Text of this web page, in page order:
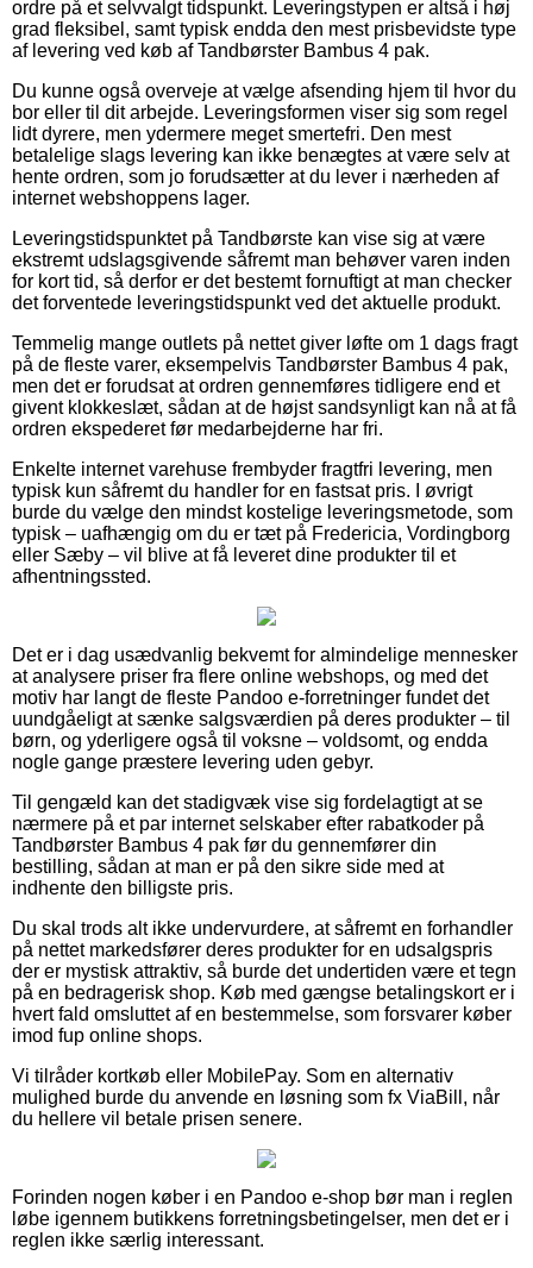
ordre på et selvvalgt tidspunkt. Leveringstypen er altså i høj
grad fleksibel, samt typisk endda den mest prisbevidste type
af levering ved køb af Tandbørster Bambus 4 pak.
Du kunne også overveje at vælge afsending hjem til hvor du
bor eller til dit arbejde. Leveringsformen viser sig som regel
lidt dyrere, men ydermere meget smertefri. Den mest
betalelige slags levering kan ikke benægtes at være selv at
hente ordren, som jo forudsætter at du lever i nærheden af
internet webshoppens lager.
Leveringstidspunktet på Tandbørste kan vise sig at være
ekstremt udslagsgivende såfremt man behøver varen inden
for kort tid, så derfor er det bestemt fornuftigt at man checker
det forventede leveringstidspunkt ved det aktuelle produkt.
Temmelig mange outlets på nettet giver løfte om 1 dags fragt
på de fleste varer, eksempelvis Tandbørster Bambus 4 pak,
men det er forudsat at ordren gennemføres tidligere end et
givent klokkeslæt, sådan at de højst sandsynligt kan nå at få
ordren ekspederet før medarbejderne har fri.
Enkelte internet varehuse frembyder fragtfri levering, men
typisk kun såfremt du handler for en fastsat pris. I øvrigt
burde du vælge den mindst kostelige leveringsmetode, som
typisk – uafhængig om du er tæt på Fredericia, Vordingborg
eller Sæby – vil blive at få leveret dine produkter til et
afhentningssted.
Det er i dag usædvanlig bekvemt for almindelige mennesker
at analysere priser fra flere online webshops, og med det
motiv har langt de fleste Pandoo e-forretninger fundet det
uundgåeligt at sænke salgsværdien på deres produkter – til
børn, og yderligere også til voksne – voldsomt, og endda
nogle gange præstere levering uden gebyr.
Til gengæld kan det stadigvæk vise sig fordelagtigt at se
nærmere på et par internet selskaber efter rabatkoder på
Tandbørster Bambus 4 pak før du gennemfører din
bestilling, sådan at man er på den sikre side med at
indhente den billigste pris.
Du skal trods alt ikke undervurdere, at såfremt en forhandler
på nettet markedsfører deres produkter for en udsalgspris
der er mystisk attraktiv, så burde det undertiden være et tegn
på en bedragerisk shop. Køb med gængse betalingskort er i
hvert fald omsluttet af en bestemmelse, som forsvarer køber
imod fup online shops.
Vi tilråder kortkøb eller MobilePay. Som en alternativ
mulighed burde du anvende en løsning som fx ViaBill, når
du hellere vil betale prisen senere.
Forinden nogen køber i en Pandoo e-shop bør man i reglen
løbe igennem butikkens forretningsbetingelser, men det er i
reglen ikke særlig interessant.